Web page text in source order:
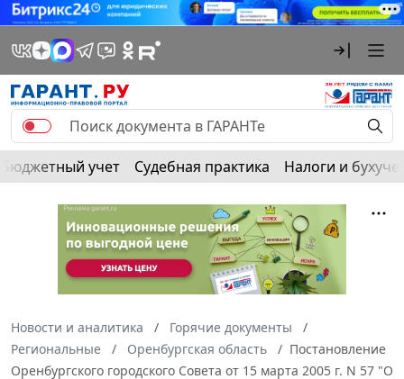
Бюджетный учет Судебная практика Налоги и
Новости и аналитика
Горячие документы
Региональные
Оренбургская область
Постановление
Оренбургского городского Совета от 15 марта 2005 г. N 57 "О